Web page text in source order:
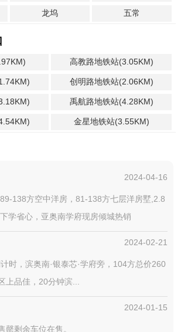
龙坞 五常
高教路地铁站(3.05KM)
创明路地铁站(2.06KM)
禹航路地铁站(4.28KM)
金星地铁站(3.55KM)
2024-04-16
138方空中洋房，81-138方七层洋房墅,2.8
学省心，亚奥南学府现房倾城热销
2024-02-21
时，滨奥南·银泰芯·学府旁，104方总价260
上品佳，20分钟滨...
2024-01-15
罄剩余车位在售。